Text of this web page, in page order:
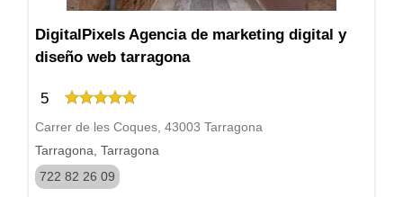
DigitalPixels Agencia de marketing digital y
diseño web tarragona
5
Carrer de les Coques, 43003 Tarragona
Tarragona, Tarragona
722 82 26 09